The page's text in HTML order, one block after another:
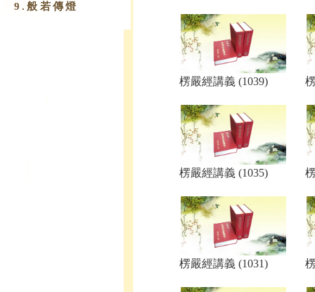
9.​般若傳燈
楞嚴經講義 (1039)
楞嚴經講義 (1035)
楞嚴經講義 (1031)